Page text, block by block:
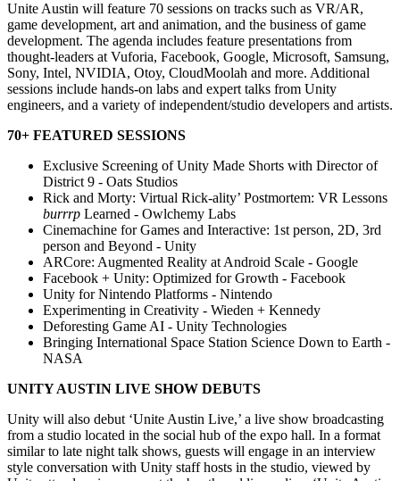
Unite Austin will feature 70 sessions on tracks such as VR/AR,
game development, art and animation, and the business of game
development. The agenda includes feature presentations from
thought-leaders at Vuforia, Facebook, Google, Microsoft, Samsung,
Sony, Intel, NVIDIA, Otoy, CloudMoolah and more. Additional
sessions include hands-on labs and expert talks from Unity
engineers, and a variety of independent/studio developers and artists.
70+ FEATURED SESSIONS
Exclusive Screening of Unity Made Shorts with Director of
District 9 - Oats Studios
Rick and Morty: Virtual Rick-ality’ Postmortem: VR Lessons
burrrp Learned - Owlchemy Labs
Cinemachine for Games and Interactive: 1st person, 2D, 3rd
person and Beyond - Unity
ARCore: Augmented Reality at Android Scale - Google
Facebook + Unity: Optimized for Growth - Facebook
Unity for Nintendo Platforms - Nintendo
Experimenting in Creativity - Wieden + Kennedy
Deforesting Game AI - Unity Technologies
Bringing International Space Station Science Down to Earth -
NASA
UNITY AUSTIN LIVE SHOW DEBUTS
Unity will also debut ‘Unite Austin Live,’ a live show broadcasting
from a studio located in the social hub of the expo hall. In a format
similar to late night talk shows, guests will engage in an interview
style conversation with Unity staff hosts in the studio, viewed by